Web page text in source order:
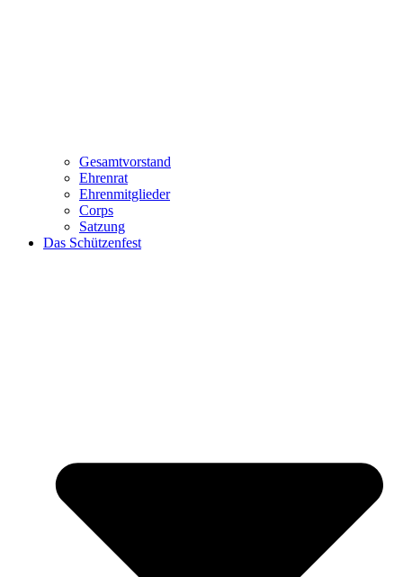
Gesamtvorstand
Ehrenrat
Ehrenmitglieder
Corps
Satzung
Das Schützenfest